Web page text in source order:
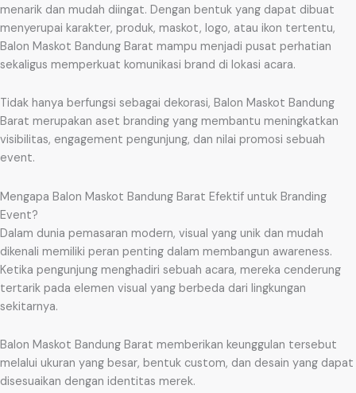
menarik dan mudah diingat. Dengan bentuk yang dapat dibuat
menyerupai karakter, produk, maskot, logo, atau ikon tertentu,
Balon Maskot Bandung Barat mampu menjadi pusat perhatian
sekaligus memperkuat komunikasi brand di lokasi acara.
Tidak hanya berfungsi sebagai dekorasi, Balon Maskot Bandung
Barat merupakan aset branding yang membantu meningkatkan
visibilitas, engagement pengunjung, dan nilai promosi sebuah
event.
Mengapa Balon Maskot Bandung Barat Efektif untuk Branding
Event?
Dalam dunia pemasaran modern, visual yang unik dan mudah
dikenali memiliki peran penting dalam membangun awareness.
Ketika pengunjung menghadiri sebuah acara, mereka cenderung
tertarik pada elemen visual yang berbeda dari lingkungan
sekitarnya.
Balon Maskot Bandung Barat memberikan keunggulan tersebut
melalui ukuran yang besar, bentuk custom, dan desain yang dapat
disesuaikan dengan identitas merek.